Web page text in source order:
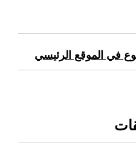
في الموقع الرئيسي